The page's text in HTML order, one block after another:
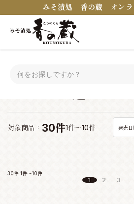
みそ漬処 香の蔵 オンラ
対象商品： 30件1件～10件 発売日
30件 1件～10件
1 2 3